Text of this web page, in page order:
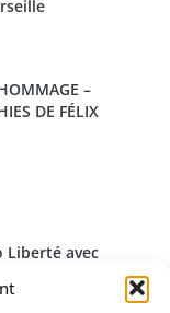
–
DE FÉLIX
Liberté avec